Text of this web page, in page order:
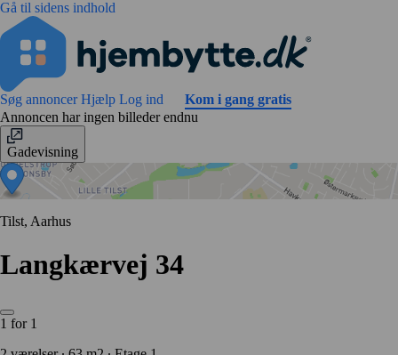
Gå til sidens indhold
Søg annoncerHjælp Log ind
Kom i gang gratis
Annoncen har ingen billeder endnu
Gadevisning
Tilst, Aarhus
Langkærvej 34
1 for 1